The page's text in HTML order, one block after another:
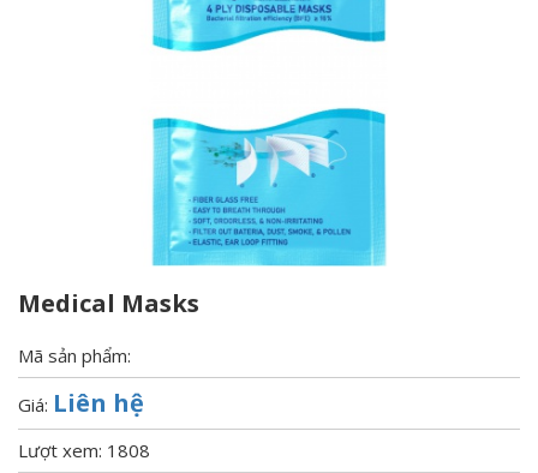
Medical Masks
Mã sản phẩm:
Giá: Liên hệ
Lượt xem: 1808